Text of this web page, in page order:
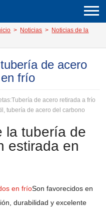
> Noticias > Noticias de la
de acero
frío
de acero retirada a frío
tubería de acero del carbono
la tubería de
estirada en
en fríoSon favorecidos en
durabilidad y excelente